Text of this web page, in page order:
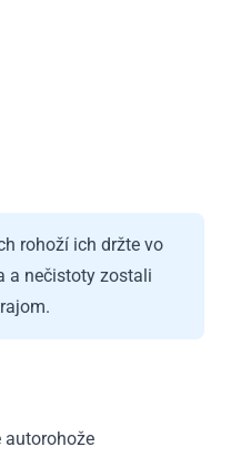
rohoží ich držte vo
a nečistoty zostali
autorohože